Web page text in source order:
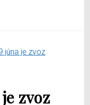
je zvoz
zvoz